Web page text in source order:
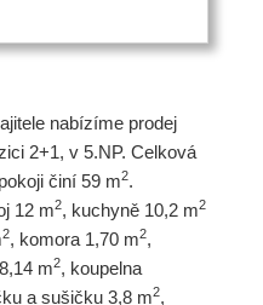
nabízíme prodej
2+1, v 5.NP. Celková
činí 59 m2.
12 m2, kuchyně 10,2 m2
2, komora 1,70 m2,
m2, koupelna
a sušičku 3,8 m2,